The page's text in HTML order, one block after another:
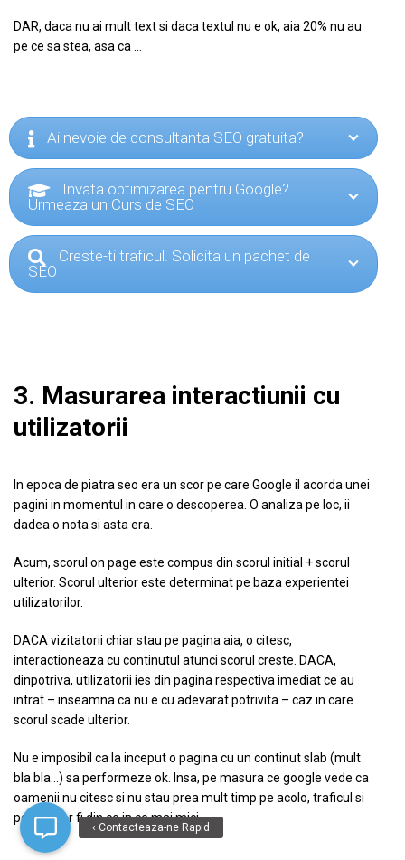
DAR, daca nu ai mult text si daca textul nu e ok, aia 20% nu au
pe ce sa stea, asa ca …
Ai nevoie de consultanta SEO gratuita?
Invata optimizarea pentru Google?
Urmeaza un Curs de SEO
Creste-ti traficul. Solicita un pachet de
SEO
3. Masurarea interactiunii cu
utilizatorii
In epoca de piatra seo era un scor pe care Google il acorda unei
pagini in momentul in care o descoperea. O analiza pe loc, ii
dadea o nota si asta era.
Acum, scorul on page este compus din scorul initial + scorul
ulterior. Scorul ulterior este determinat pe baza experientei
utilizatorilor.
DACA vizitatorii chiar stau pe pagina aia, o citesc,
interactioneaza cu continutul atunci scorul creste. DACA,
dinpotriva, utilizatorii ies din pagina respectiva imediat ce au
intrat – inseamna ca nu e cu adevarat potrivita – caz in care
scorul scade ulterior.
Nu e imposibil ca la inceput o pagina cu un continut slab (mult
bla bla…) sa performeze ok. Insa, pe masura ce google vede ca
oamenii nu citesc si nu stau prea mult timp pe acolo, traficul si
pozitia vor fi din ce in ce mai mici.
‹ Contacteaza-ne Rapid